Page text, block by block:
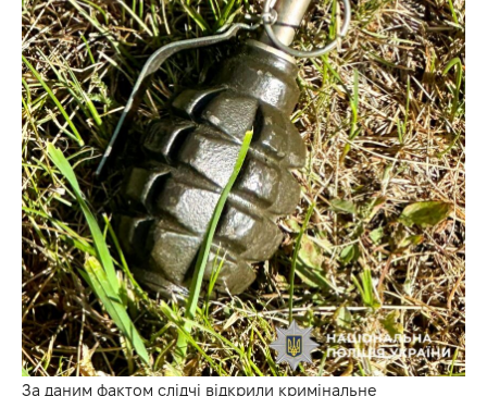
За даним фактом слідчі відкрили кримінальне